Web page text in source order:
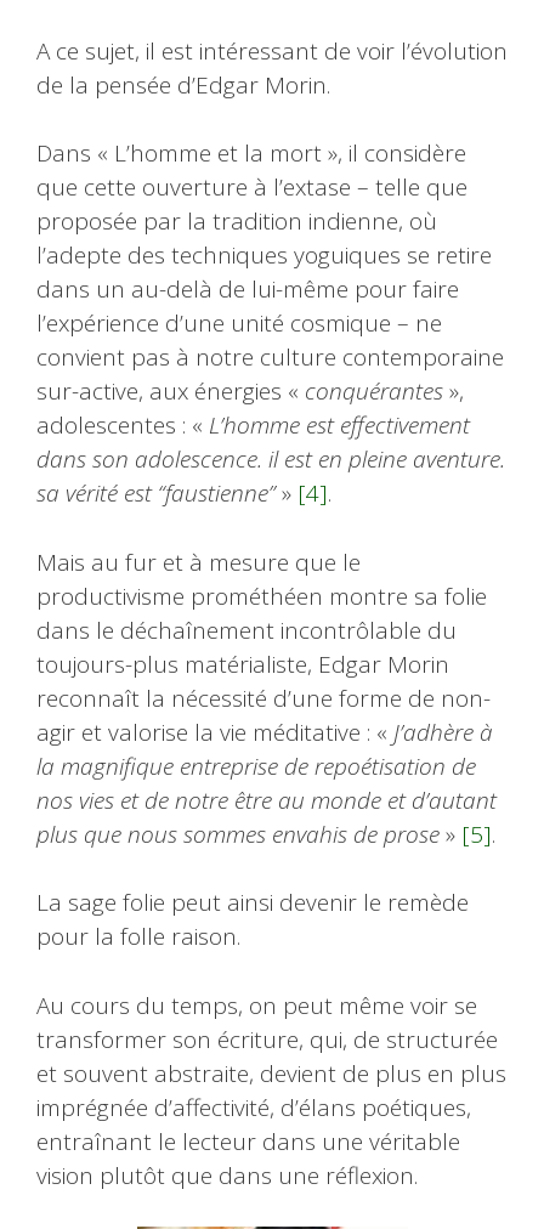
A ce sujet, il est intéressant de voir l’évolution
de la pensée d’Edgar Morin.
Dans « L’homme et la mort », il considère
que cette ouverture à l’extase – telle que
proposée par la tradition indienne, où
l’adepte des techniques yoguiques se retire
dans un au-delà de lui-même pour faire
l’expérience d’une unité cosmique – ne
convient pas à notre culture contemporaine
sur-active, aux énergies « conquérantes»,
adolescentes : « L’homme est effectivement
dans son adolescence. il est en pleine aventure.
sa vérité est “faustienne”» [4].
Mais au fur et à mesure que le
productivisme prométhéen montre sa folie
dans le déchaînement incontrôlable du
toujours-plus matérialiste, Edgar Morin
reconnaît la nécessité d’une forme de non-
agir et valorise la vie méditative : « J’adhère à
la magnifique entreprise de repoétisation de
nos vies et de notre être au monde et d’autant
plus que nous sommes envahis de prose» [5].
La sage folie peut ainsi devenir le remède
pour la folle raison.
Au cours du temps, on peut même voir se
transformer son écriture, qui, de structurée
et souvent abstraite, devient de plus en plus
imprégnée d’affectivité, d’élans poétiques,
entraînant le lecteur dans une véritable
vision plutôt que dans une réflexion.